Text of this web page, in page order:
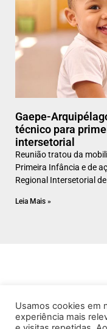
Gaepe-
técnico para
intersetorial
Reunião tratou da
Primeira Infância e de
Regional Intersetorial
Leia Mais »
Usamos cookies em
experiência mais